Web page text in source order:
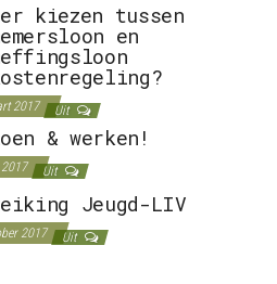
kiezen tussen
en
2017 Uit
& werken!
2017 Uit
Jeugd-LIV
2017 Uit